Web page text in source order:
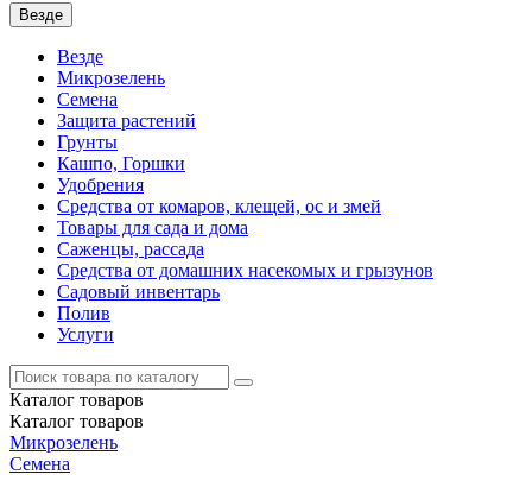
Везде
Везде
Микрозелень
Семена
Защита растений
Грунты
Кашпо, Горшки
Удобрения
Средства от комаров, клещей, ос и змей
Товары для сада и дома
Саженцы, рассада
Средства от домашних насекомых и грызунов
Садовый инвентарь
Полив
Услуги
Каталог товаров
Каталог товаров
Микрозелень
Семена